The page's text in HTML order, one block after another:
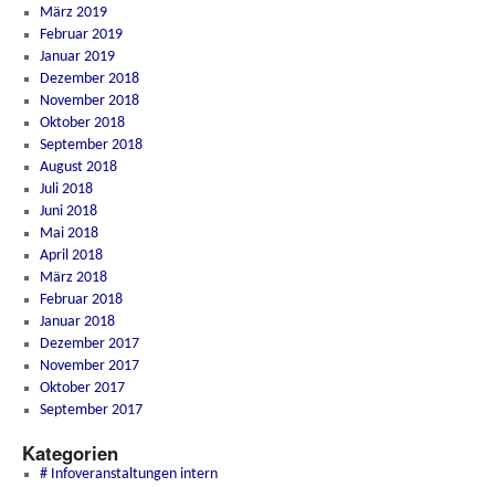
März 2019
Februar 2019
Januar 2019
Dezember 2018
November 2018
Oktober 2018
September 2018
August 2018
Juli 2018
Juni 2018
Mai 2018
April 2018
März 2018
Februar 2018
Januar 2018
Dezember 2017
November 2017
Oktober 2017
September 2017
Kategorien
# Infoveranstaltungen intern